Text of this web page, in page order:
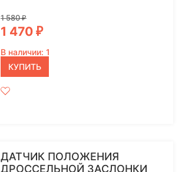
1 580₽
1 470 ₽
В наличии: 1
КУПИТЬ
ДАТЧИК ПОЛОЖЕНИЯ
ДРОССЕЛЬНОЙ ЗАСЛОНКИ